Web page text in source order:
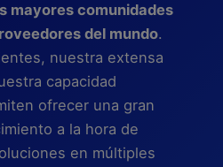
mayores comunidades
del mundo.
nuestra extensa
capacidad
ofrecer una gran
a la hora de
en múltiples